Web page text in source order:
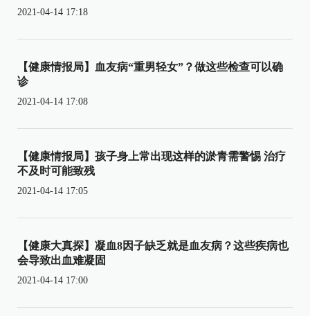
2021-04-14 17:18
【健康情报局】血友病“重男轻女”？做这些检查可以确
诊
2021-04-14 17:08
【健康情报局】孩子身上常出现这样的淤青需警惕 治疗
不及时可能致残
2021-04-14 17:05
【健康大真探】凝血8因子缺乏就是血友病？这些疾病也
会导致出血难凝固
2021-04-14 17:00